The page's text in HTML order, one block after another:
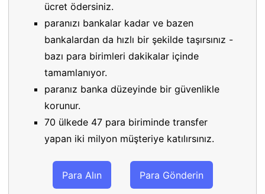
ücret ödersiniz.
paranızı bankalar kadar ve bazen
bankalardan da hızlı bir şekilde taşırsınız -
bazı para birimleri dakikalar içinde
tamamlanıyor.
paranız banka düzeyinde bir güvenlikle
korunur.
70 ülkede 47 para biriminde transfer
yapan iki milyon müşteriye katılırsınız.
Para Alın Para Gönderin